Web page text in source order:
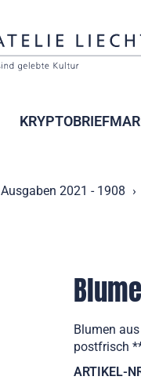
Ausgaben 2021 - 1908
Blumen
postfrisch
ARTIKEL-